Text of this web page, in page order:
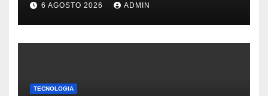
6 AGOSTO 2026 ADMIN
TECNOLOGIA